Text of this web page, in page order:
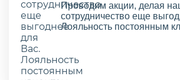
Проводим акции, делая
сотрудничество еще
Лояльность постоянным